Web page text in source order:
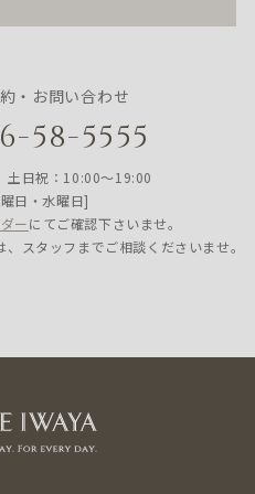
・お問い合わせ
58-5555
日祝：10:00〜19:00
日・水曜日]
ーにてご確認下さいませ。
スタッフまでご相談くださいませ。